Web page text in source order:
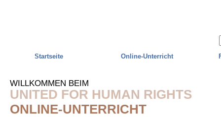
Startseite Online-Unterricht
WILLKOMMEN BEIM
UNITED FOR HUMAN RIGHTS
ONLINE-UNTERRICHT